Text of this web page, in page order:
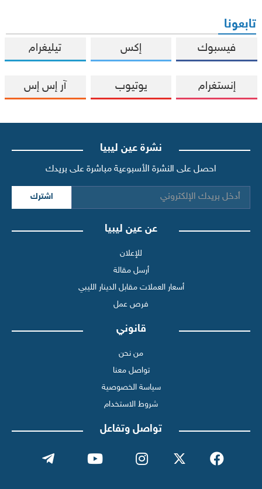
تابعونا
فيسبوك إكس تيليغرام
إنستغرام يوتيوب آر إس إس
نشرة عين ليبيا
احصل على النشرة الأسبوعية مباشرة على بريدك
اشترك
عن عين ليبيا
للإعلان
أرسل مقالة
أسعار العملات مقابل الدينار الليبي
فرص عمل
قانوني
من نحن
تواصل معنا
سياسة الخصوصية
شروط الاستخدام
تواصل وتفاعل